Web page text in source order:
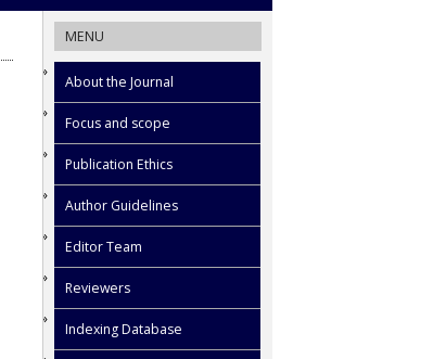
MENU
About the Journal
Focus and scope
Publication Ethics
Author Guidelines
Editor Team
Reviewers
Indexing Database